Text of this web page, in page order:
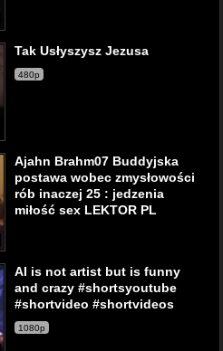
Tak Usłyszysz Jezusa
480p
Ajahn Brahm07 Buddyjska
postawa wobec zmysłowości
rób inaczej 25 : jedzenia
miłość sex LEKTOR PL
AI is not artist but is funny
and crazy #shortsyoutube
#shortvideo #shortvideos
1080p